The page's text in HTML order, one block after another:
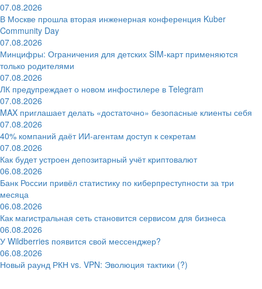
07.08.2026
В Москве прошла вторая инженерная конференция Kuber
Community Day
07.08.2026
Минцифры: Ограничения для детских SIM-карт применяются
только родителями
07.08.2026
ЛК предупреждает о новом инфостилере в Telegram
07.08.2026
MAX приглашает делать «достаточно» безопасные клиенты себя
07.08.2026
40% компаний даёт ИИ‑агентам доступ к секретам
07.08.2026
Как будет устроен депозитарный учёт криптовалют
06.08.2026
Банк России привёл статистику по киберпреступности за три
месяца
06.08.2026
Как магистральная сеть становится сервисом для бизнеса
06.08.2026
У Wildberries появится свой мессенджер?
06.08.2026
Новый раунд РКН vs. VPN: Эволюция тактики (?)